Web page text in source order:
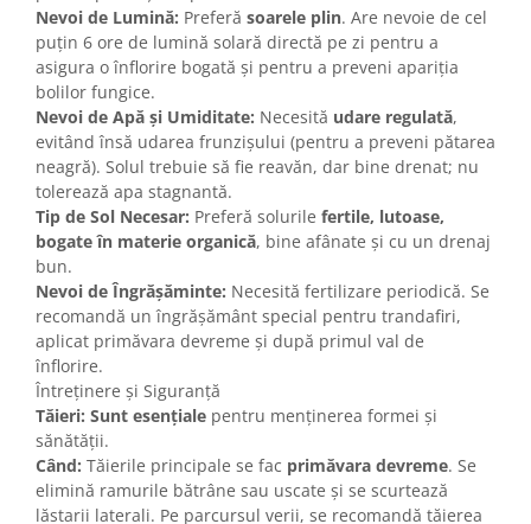
Nevoi de Lumină: Preferă soarele plin. Are nevoie de cel
puțin 6 ore de lumină solară directă pe zi pentru a
asigura o înflorire bogată și pentru a preveni apariția
bolilor fungice.
Nevoi de Apă și Umiditate: Necesită udare regulată,
evitând însă udarea frunzișului (pentru a preveni pătarea
neagră). Solul trebuie să fie reavăn, dar bine drenat; nu
tolerează apa stagnantă.
Tip de Sol Necesar: Preferă solurile fertile, lutoase,
bogate în materie organică, bine afânate și cu un drenaj
bun.
Nevoi de Îngrășăminte: Necesită fertilizare periodică. Se
recomandă un îngrășământ special pentru trandafiri,
aplicat primăvara devreme și după primul val de
înflorire.
Întreținere și Siguranță
Tăieri: Sunt esențiale pentru menținerea formei și
sănătății.
Când: Tăierile principale se fac primăvara devreme. Se
elimină ramurile bătrâne sau uscate și se scurtează
lăstarii laterali. Pe parcursul verii, se recomandă tăierea